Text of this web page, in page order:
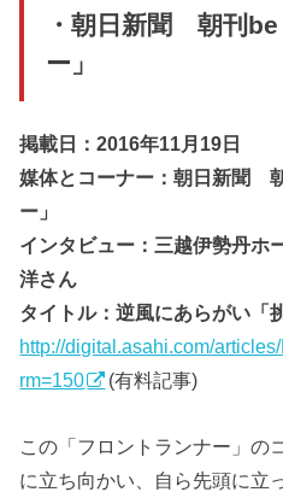
・朝日新聞 朝刊
ー」
掲載日：2016年11月19日
媒体とコーナー：朝日新聞
ー」
インタビュー：三越伊勢丹ホ
洋さん
タイトル：逆風にあらがい「
http://digital.asahi.com/
rm=150
(有料記事)
この「フロントランナー」の
に立ち向かい、自ら先頭に立